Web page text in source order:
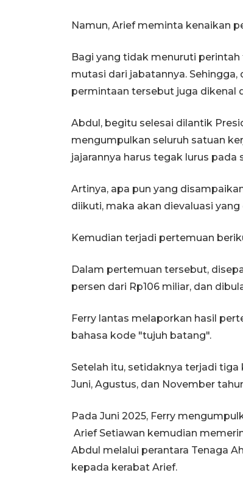
Namun, Arief meminta kenaikan
Bagi yang tidak menuruti
mutasi dari jabatannya. Sehingga,
permintaan tersebut juga dikenal
Abdul, begitu selesai dilantik
mengumpulkan seluruh satuan
jajarannya harus tegak lurus pada
Artinya, apa pun yang
diikuti, maka akan dievaluasi
Kemudian terjadi pertemuan
Dalam pertemuan tersebut,
persen dari Rp106 miliar, dan
Ferry lantas melaporkan hasil
bahasa kode "tujuh batang".
Setelah itu, setidaknya terjadi
Juni, Agustus, dan November
Pada Juni 2025, Ferry
Arief Setiawan kemudian
Abdul melalui perantara Tenaga
kepada kerabat Arief.